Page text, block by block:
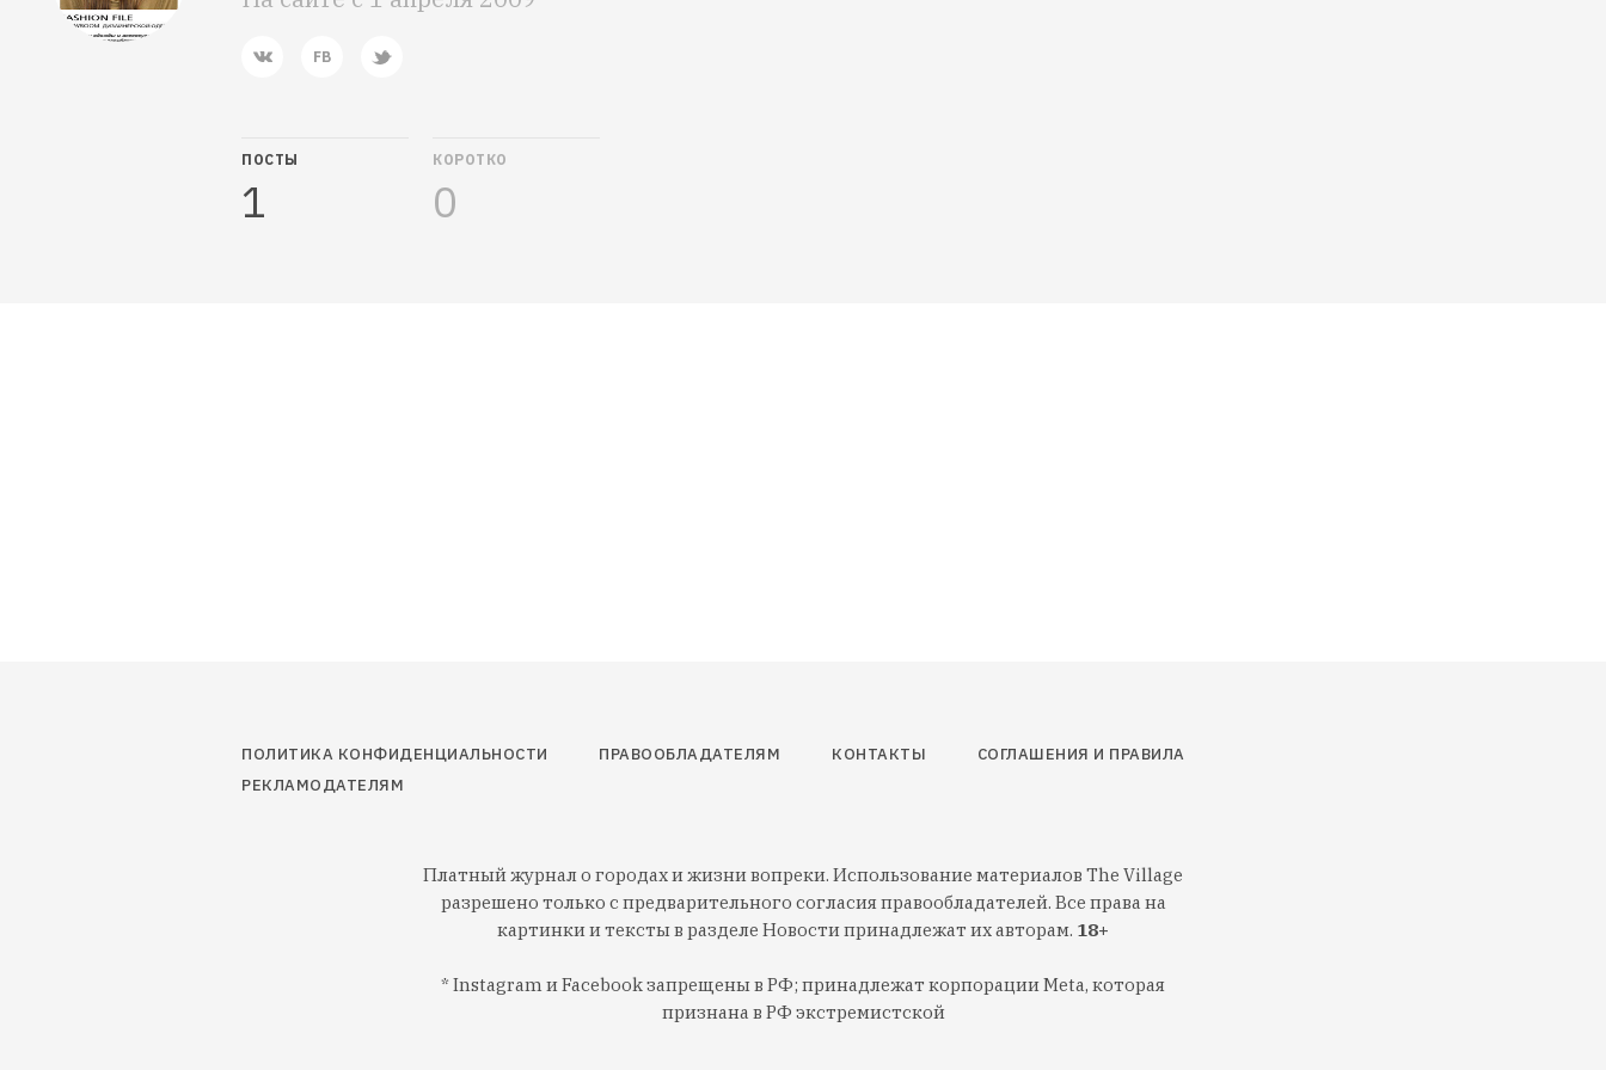
ПОСТЫ
1
КОРОТКО
0
ПОЛИТИКА КОНФИДЕНЦИАЛЬНОСТИ ПРАВООБЛАДАТЕЛЯМ КОНТАКТЫ
СОГЛАШЕНИЯ И ПРАВИЛА
РЕКЛАМОДАТЕЛЯМ
Платный журнал о городах и жизни вопреки. Использование материалов The Village
разрешено только с предварительного согласия правообладателей. Все права на
картинки и тексты в разделе Новости принадлежат их авторам. 18+
* Instagram и Facebook запрещены в РФ; принадлежат корпорации Meta, которая
признана в РФ экстремистской